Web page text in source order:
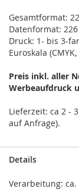
Gesamtformat:
Datenformat:
Druck: 1- bis 3-
Euroskala
Preis inkl. aller
Werbeaufdruck
Lieferzeit: ca 2 -
auf Anfrage).
Details
Verarbeitung: